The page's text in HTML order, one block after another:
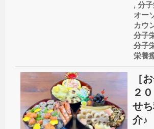
, 分
オー
カウ
分子
分子
栄養
［
２
せ
介♪